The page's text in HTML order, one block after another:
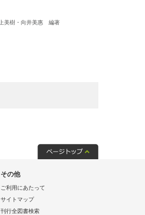
美樹・向井美惠 編著
その他
ご利用にあたって
サイトマップ
刊行全図書検索